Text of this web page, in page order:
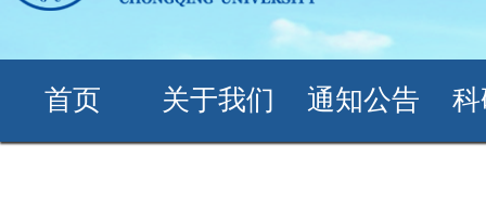
首页 关于我们 通知公告